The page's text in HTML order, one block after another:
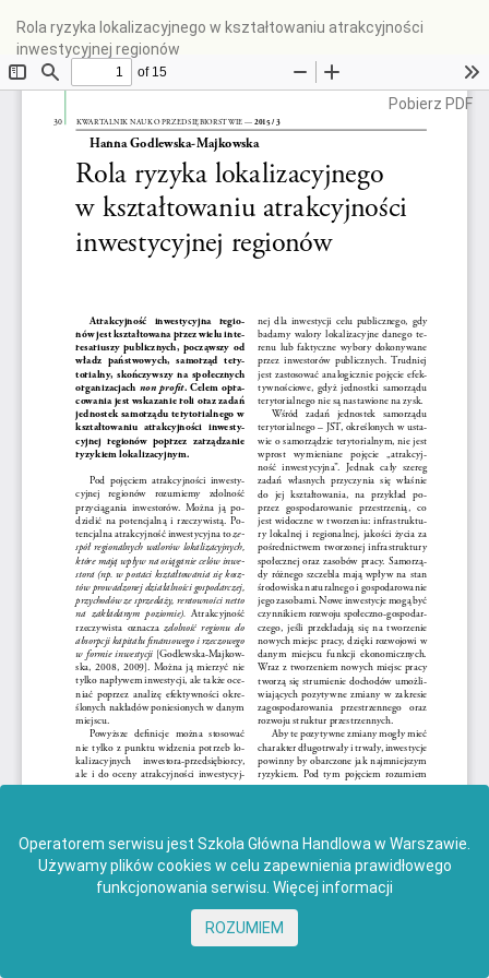
szczegółów
artykułu
Rola ryzyka lokalizacyjnego w kształtowaniu atrakcyjności
inwestycyjnej regionów
Pobierz
Pobierz PDF
Operatorem serwisu jest Szkoła Główna Handlowa w Warszawie.
Używamy plików cookies w celu zapewnienia prawidłowego
funkcjonowania serwisu. Więcej informacji
ROZUMIEM